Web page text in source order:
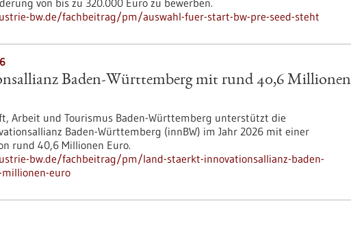
von bis zu 320.000 Euro zu bewerben.
bw.de/fachbeitrag/pm/auswahl-fuer-start-bw-pre-seed-steht
Baden-Württemberg mit rund 40,6 Millionen
Arbeit und Tourismus Baden-Württemberg unterstützt die
Baden-Württemberg (innBW) im Jahr 2026 mit einer
rund 40,6 Millionen Euro.
bw.de/fachbeitrag/pm/land-staerkt-innovationsallianz-baden-
euro